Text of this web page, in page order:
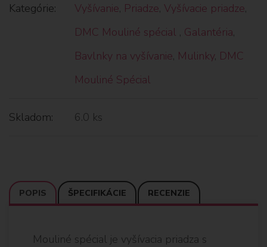
Kategórie: Vyšívanie, Priadze, Vyšívacie priadze,
DMC Mouliné spécial , Galantéria,
Bavlnky na vyšívanie, Mulinky, DMC
Mouliné Spécial
Skladom: 6.0 ks
POPIS ŠPECIFIKÁCIE RECENZIE
Mouliné spécial je vyšívacia priadza s